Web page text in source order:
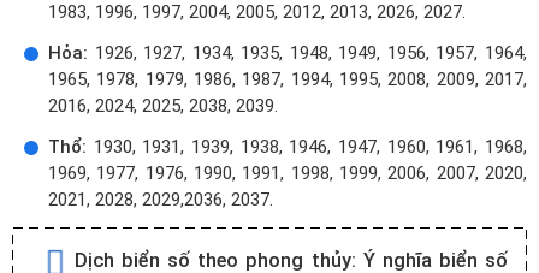
1983, 1996, 1997, 2004, 2005, 2012, 2013, 2026, 2027.
Hỏa: 1926, 1927, 1934, 1935, 1948, 1949, 1956, 1957, 1964,
1965, 1978, 1979, 1986, 1987, 1994, 1995, 2008, 2009, 2017,
2016, 2024, 2025, 2038, 2039.
Thổ: 1930, 1931, 1939, 1938, 1946, 1947, 1960, 1961, 1968,
1969, 1977, 1976, 1990, 1991, 1998, 1999, 2006, 2007, 2020,
2021, 2028, 2029,2036, 2037.
Dịch biển số theo phong thủy: Ý nghĩa biển số